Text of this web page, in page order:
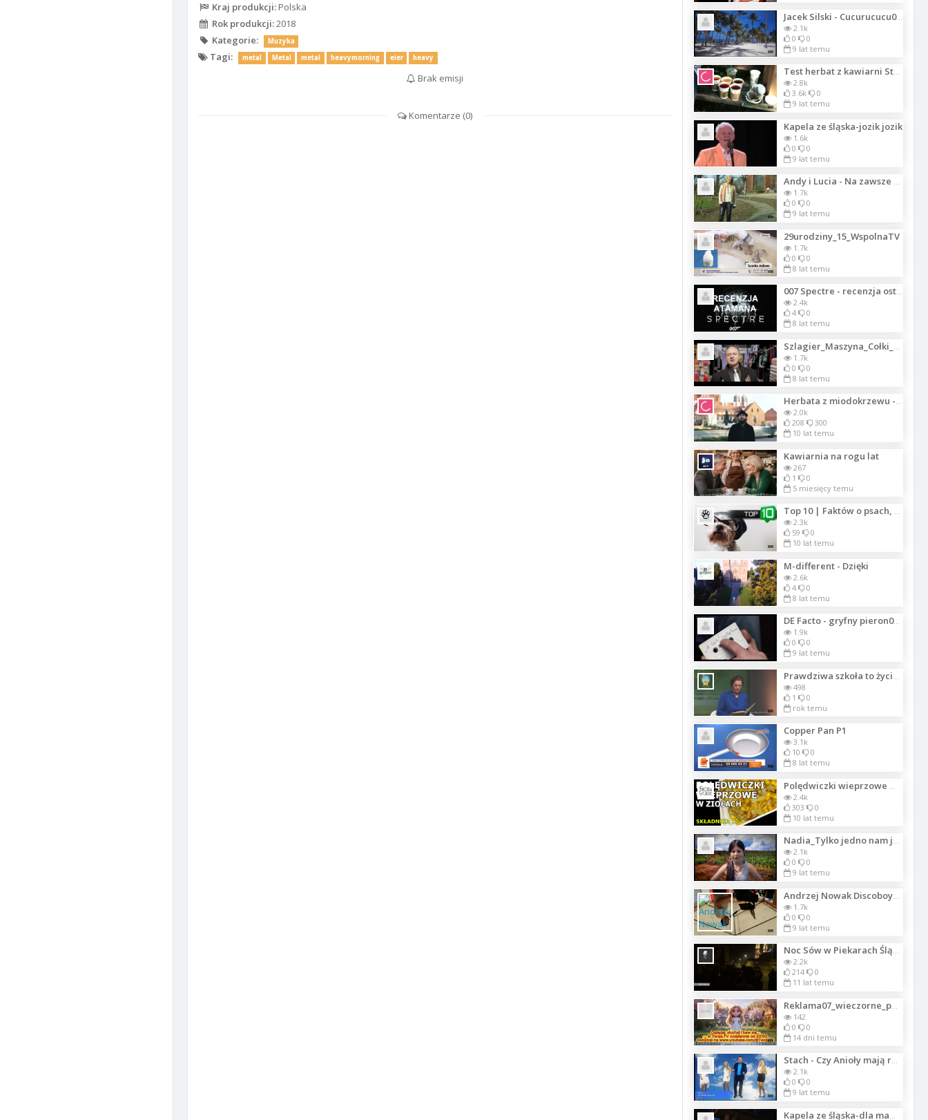
Kraj produkcji:Polska
Rok produkcji:2018
Kategorie:
Muzyka
Tagi: metal Metal metal heavymorning eier heavy
Brak emisji
Komentarze (0)
Jacek Silski - Cucurucucu085
2.1k
0
0
9 lat temu
Test herbat z kawiarni Starbucks
2.8k
3.6k
0
9 lat temu
Kapela ze śląska-jozik jozik
1.6k
0
0
9 lat temu
Andy i Lucia - Na zawsze ty i ja
1.7k
0
0
9 lat temu
29urodziny_15_WspolnaTV
1.7k
0
0
8 lat temu
007 Spectre - recenzja ostatniego Bonda
2.4k
4
0
8 lat temu
1.7k
0
0
8 lat temu
Herbata z miodokrzewu - Honeybush
2.0k
208
300
10 lat temu
Kawiarnia na rogu lat
267
1
0
5 miesięcy temu
Top 10 | Faktów o psach, których mogłeś nie wiedzieć | SpinkaFun
2.3k
59
0
10 lat temu
M-different - Dzięki
2.6k
4
0
8 lat temu
DE Facto - gryfny pieron042
1.9k
0
0
9 lat temu
498
1
0
rok temu
Copper Pan P1
3.1k
10
0
8 lat temu
2.4k
303
0
10 lat temu
Nadia_Tylko jedno nam jeszcze zostaje140
2.1k
0
0
9 lat temu
1.7k
0
0
9 lat temu
Noc Sów w Piekarach Śląskich
2.2k
214
0
11 lat temu
142
0
0
14 dni temu
Stach - Czy Anioły mają rogi157
2.1k
0
0
9 lat temu